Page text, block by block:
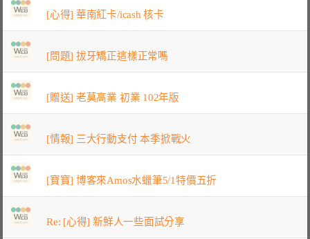
[心得] 華南紅卡/icash 核卡
[問題] 拔牙矯正這樣正常嗎
[贈送] 老莫高業 初業 102年版
[情報] 三大行動支付 本季掀戰火
[寶寶] 博客來Amos水蠟筆5/1特價五折
Re: [心得] 新鮮人一些面試分享